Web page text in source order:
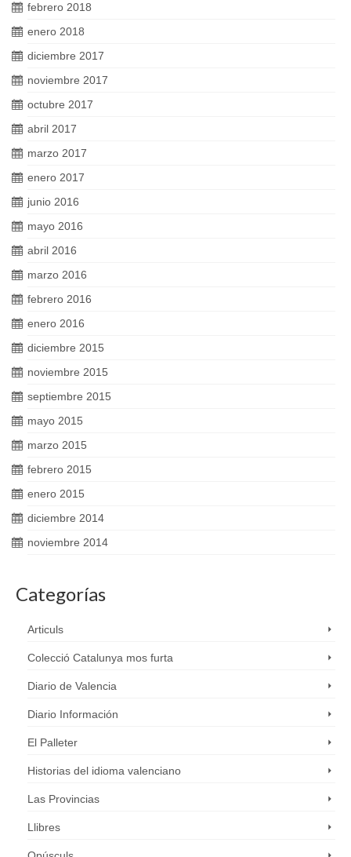
febrero 2018
enero 2018
diciembre 2017
noviembre 2017
octubre 2017
abril 2017
marzo 2017
enero 2017
junio 2016
mayo 2016
abril 2016
marzo 2016
febrero 2016
enero 2016
diciembre 2015
noviembre 2015
septiembre 2015
mayo 2015
marzo 2015
febrero 2015
enero 2015
diciembre 2014
noviembre 2014
Categorías
Articuls
Colecció Catalunya mos furta
Diario de Valencia
Diario Información
El Palleter
Historias del idioma valenciano
Las Provincias
Llibres